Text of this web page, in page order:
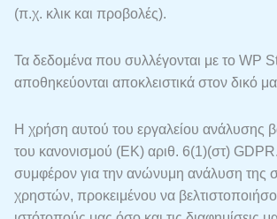
(π.χ. κλικ και προβολές).
Τα δεδομένα που συλλέγονται με το WP
αποθηκεύονται αποκλειστικά στον δικό
Η χρήση αυτού του εργαλείου ανάλυσης
του κανονισμού (ΕΚ) αριθ. 6(1)(στ)
συμφέρον για την ανώνυμη ανάλυση της
χρηστών, προκειμένου να